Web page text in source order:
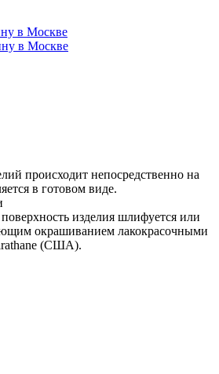
в Москве
в Москве
происходит непосредственно на
в готовом виде.
изделия шлифуется или
окрашиванием лакокрасочными
(США).